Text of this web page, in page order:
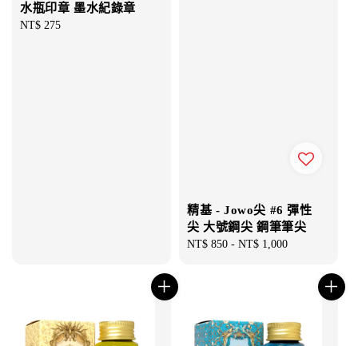
水瓶印章 墨水紀錄章
Regular
NT$ 275
精基 - Jowo尖 #6 彈性
尖 大號鋼尖 鋼筆筆尖
Regular
NT$ 850 - NT$ 1,000